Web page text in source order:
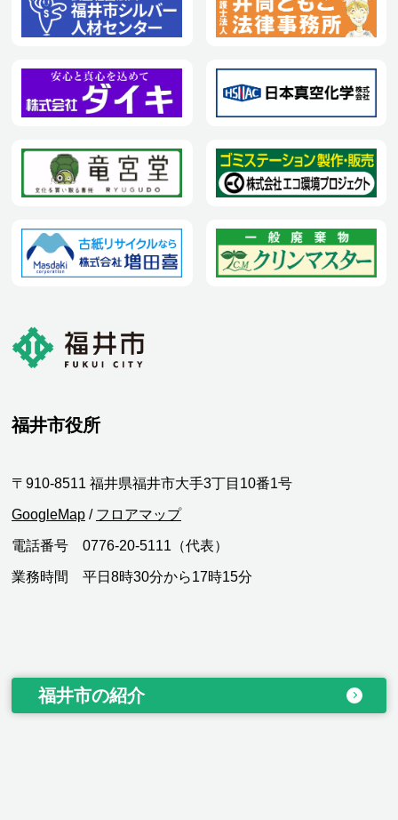
福井市役所
〒910-8511 福井県福井市大手3丁目10番1号
GoogleMap / フロアマップ
電話番号 0776-20-5111（代表）
業務時間 平日8時30分から17時15分
福井市の紹介